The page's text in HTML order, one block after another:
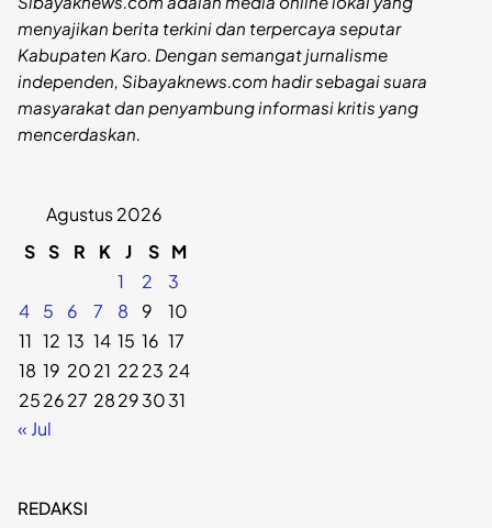
menyajikan berita terkini dan terpercaya seputar
Kabupaten Karo. Dengan semangat jurnalisme
independen, Sibayaknews.com hadir sebagai suara
masyarakat dan penyambung informasi kritis yang
mencerdaskan.
Agustus 2026
S S R K J S M
1
2
3
4
5 6 7 8 9
10
11 12 13 14 15 16 17
18 19 2021 2223 24
252627 28293031
« Jul
REDAKSI